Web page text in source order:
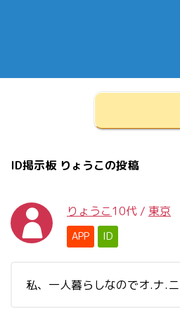
ID掲示板 りょうこの投稿
りょうこ10代 / 東京
APP ID
私、一人暮らしなのでオ.ナ.